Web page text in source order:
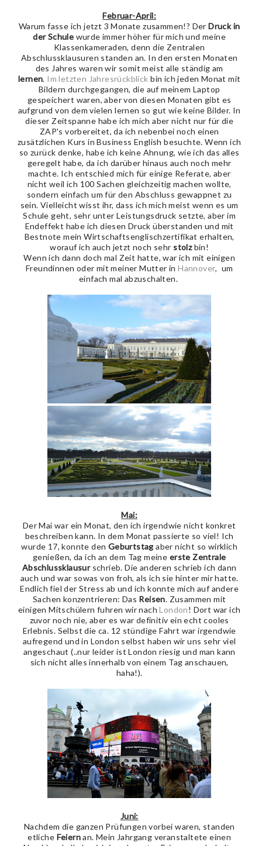
Februar-April:
Warum fasse ich jetzt 3 Monate zusammen!? DerDruck in
der Schule wurde immer höher für mich und meine
Klassenkameraden, denn die Zentralen
Abschlussklausuren standen an. In den ersten Monaten
des Jahres waren wir somit meist alle ständig am
lernen. Im letzten Jahresrückblick bin ich jeden Monat mit
Bildern durchgegangen, die auf meinem Laptop
gespeichert waren, aber von diesen Monaten gibt es
aufgrund von dem vielen lernen so gut wie keine Bilder. In
dieser Zeitspanne habe ich mich aber nicht nur für die
ZAP's vorbereitet, da ich nebenbei noch einen
zusätzlichen Kurs in Business English besuchte. Wenn ich
so zurück denke, habe ich keine Ahnung, wie ich das alles
geregelt habe, da ich darüber hinaus auch noch mehr
machte. Ich entschied mich für einige Referate, aber
nicht weil ich 100 Sachen gleichzeitig machen wollte,
sondern einfach um für den Abschluss gewappnet zu
sein. Vielleicht wisst ihr, dass ich mich meist wenn es um
Schule geht, sehr unter Leistungsdruck setzte, aber im
Endeffekt habe ich diesen Druck überstanden und mit
Bestnote mein Wirtschaftsenglischzertifikat erhalten,
worauf ich auch jetzt noch sehr stolzbin!
Wenn ich dann doch mal Zeit hatte, war ich mit einigen
Freundinnen oder mit meiner Mutter inHannover, um
einfach mal abzuschalten.
Mai:
Der Mai war ein Monat, den ich irgendwie nicht konkret
beschreiben kann. In dem Monat passierte so viel! Ich
wurde 17, konnte den Geburtstag aber nicht so wirklich
genießen, da ich an dem Tag meine erste Zentrale
Abschlussklausurschrieb. Die anderen schrieb ich dann
auch und war sowas von froh, als ich sie hinter mir hatte.
Endlich fiel der Stress ab und ich konnte mich auf andere
Sachen konzentrieren: Das Reisen. Zusammen mit
einigen Mitschülern fuhren wir nachLondon! Dort war ich
zuvor noch nie, aber es war definitiv ein echt cooles
Erlebnis. Selbst die ca. 12 stündige Fahrt war irgendwie
aufregend und in London selbst haben wir uns sehr viel
angeschaut (..nur leider ist London riesig und man kann
sich nicht alles innerhalb von einem Tag anschauen,
haha!).
Juni:
Nachdem die ganzen Prüfungen vorbei waren, standen
etliche Feiernan. Mein Jahrgang veranstaltete einen